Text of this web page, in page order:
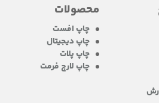
محصولات
چاپ افست
چاپ دیجیتال
چاپ پلات
چاپ لارج فرمت